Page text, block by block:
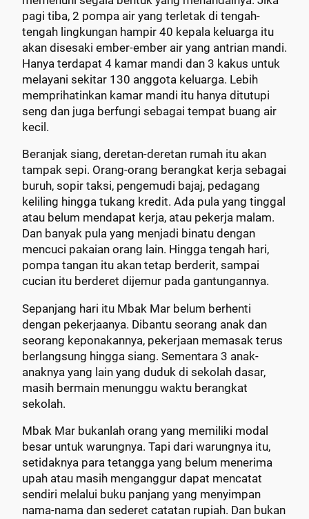
pagi tiba, 2 pompa air yang terletak di tengah-
tengah lingkungan hampir 40 kepala keluarga itu
akan disesaki ember-ember air yang antrian mandi.
Hanya terdapat 4 kamar mandi dan 3 kakus untuk
melayani sekitar 130 anggota keluarga. Lebih
memprihatinkan kamar mandi itu hanya ditutupi
seng dan juga berfungi sebagai tempat buang air
kecil.
Beranjak siang, deretan-deretan rumah itu akan
tampak sepi. Orang-orang berangkat kerja sebagai
buruh, sopir taksi, pengemudi bajaj, pedagang
keliling hingga tukang kredit. Ada pula yang tinggal
atau belum mendapat kerja, atau pekerja malam.
Dan banyak pula yang menjadi binatu dengan
mencuci pakaian orang lain. Hingga tengah hari,
pompa tangan itu akan tetap berderit, sampai
cucian itu berderet dijemur pada gantungannya.
Sepanjang hari itu Mbak Mar belum berhenti
dengan pekerjaanya. Dibantu seorang anak dan
seorang keponakannya, pekerjaan memasak terus
berlangsung hingga siang. Sementara 3 anak-
anaknya yang lain yang duduk di sekolah dasar,
masih bermain menunggu waktu berangkat
sekolah.
Mbak Mar bukanlah orang yang memiliki modal
besar untuk warungnya. Tapi dari warungnya itu,
setidaknya para tetangga yang belum menerima
upah atau masih menganggur dapat mencatat
sendiri melalui buku panjang yang menyimpan
nama-nama dan sederet catatan rupiah. Dan bukan